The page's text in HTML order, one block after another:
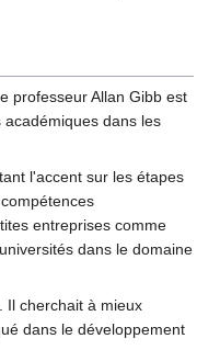
professeur Allan Gibb est
dans les
l'accent sur les étapes
entreprises comme
dans le domaine
Il cherchait à mieux
dans le développement